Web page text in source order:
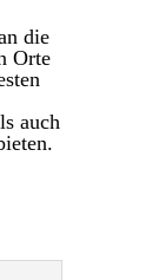
die
Orte
auch